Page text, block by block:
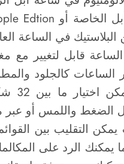
في الساعة
قابل لتغيير مع
كالجلود
واللمس أو عبر
التقليب بين
يمكنك الرد على